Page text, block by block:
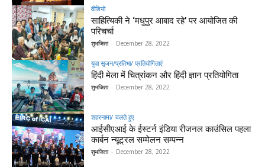
वीडियो
साहित्यिकी ने ‘मधुपुर आबाद रहे’ पर आयोजित की
परिचर्चा
शुभजिता - December 28, 2022
युवा सृजन/प्रतिभा/ प्रतियोगिताएं
हिंदी मेला में चित्रांकन और हिंदी ज्ञान प्रतियोगिता
शुभजिता - December 28, 2022
शहरनामा/ चलते हुए
आईसीएआई के ईस्टर्न इंडिया रीजनल काउंसिल पहला
कार्बन न्यूट्रल सम्मेलन सम्पन्न
शुभजिता - December 28, 2022